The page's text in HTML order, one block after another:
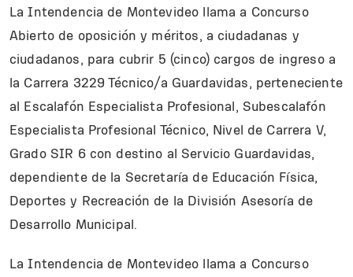
La Intendencia de Montevideo llama a Concurso
Abierto de oposición y méritos, a ciudadanas y
ciudadanos, para cubrir 5 (cinco) cargos de ingreso a
la Carrera 3229 Técnico/a Guardavidas, perteneciente
al Escalafón Especialista Profesional, Subescalafón
Especialista Profesional Técnico, Nivel de Carrera V,
Grado SIR 6 con destino al Servicio Guardavidas,
dependiente de la Secretaría de Educación Física,
Deportes y Recreación de la División Asesoría de
Desarrollo Municipal.
La Intendencia de Montevideo llama a Concurso